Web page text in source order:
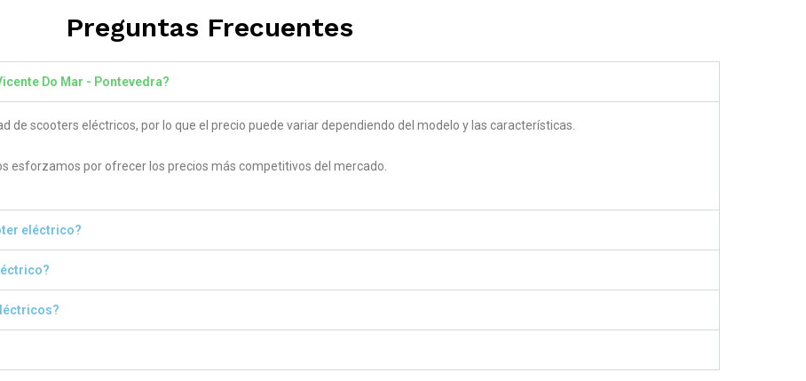
Preguntas Frecuentes
Do Mar - Pontevedra?
de scooters eléctricos, por lo que el precio puede variar dependiendo del modelo y las características.
esforzamos por ofrecer los precios más competitivos del mercado.
eléctrico?